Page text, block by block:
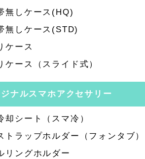
無しケース(HQ)
無しケース(STD)
ケース
ケース（スライド式）
ナルスマホアクセサリー
却シート（スマ冷）
トラップホルダー（フォンタブ）
リングホルダー